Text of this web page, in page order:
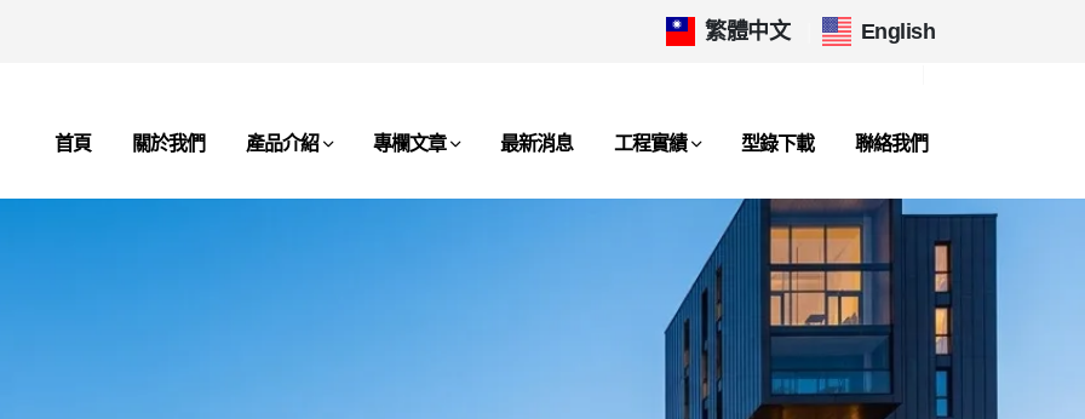
繁體中文 English
首頁 關於我們 產品介紹 專欄文章 最新消息 工程實績 型錄下載 聯絡我們